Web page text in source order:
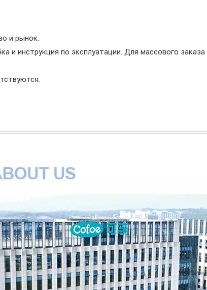
и рынок.
и инструкция по эксплуатации. Для массового